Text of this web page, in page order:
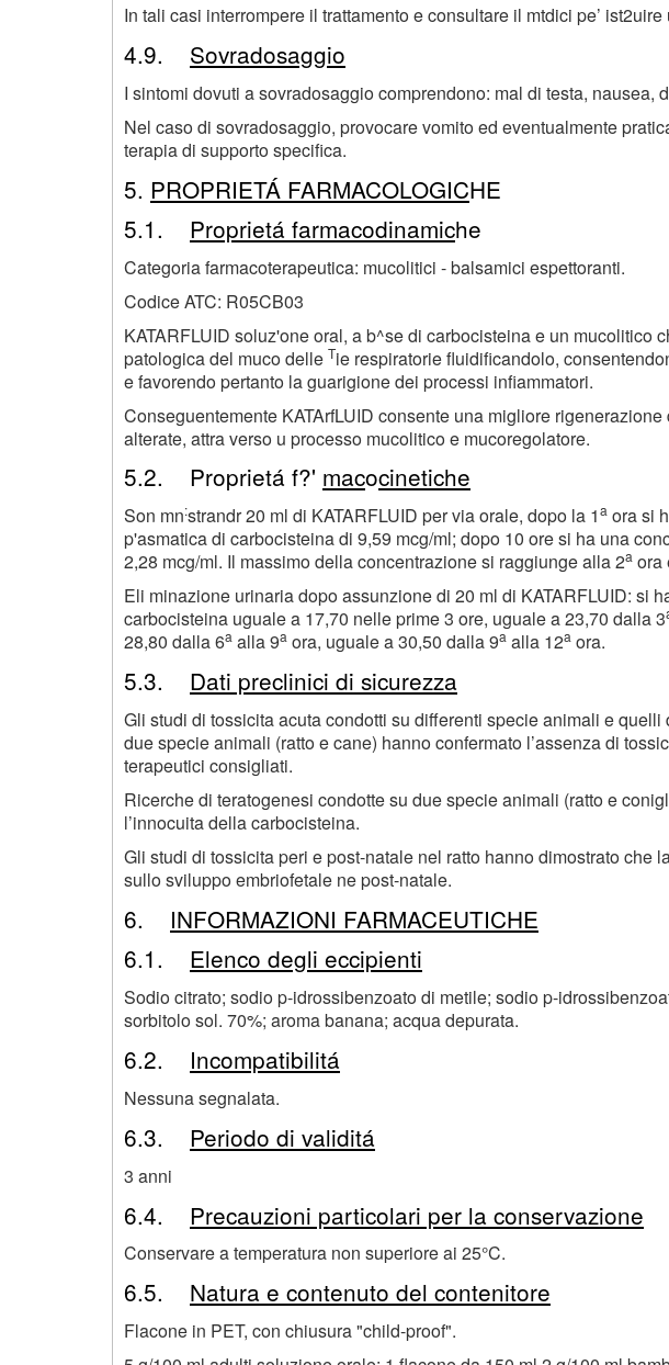
In tali casi interrompere il trattamento e consultare il mtdici pe’
4.9. Sovradosaggio
I sintomi dovuti a sovradosaggio comprendono: mal di testa, nausea,
Nel caso di sovradosaggio, provocare vomito ed eventualmente
terapia di supporto specifica.
5. PROPRIETÁ FARMACOLOGICHE
5.1. Proprietá farmacodinamiche
Categoria farmacoterapeutica: mucolitici - balsamici espettoranti.
Codice ATC: R05CB03
KATARFLUID soluz'one oral, a b^se di carbocisteina e un mucolitico
patologica del muco delle Tie respiratorie fluidificandolo,
e favorendo pertanto la guarigione dei processi infiammatori.
Conseguentemente KATArfLUID consente una migliore
alterate, attra verso u processo mucolitico e mucoregolatore.
5.2. Proprietá f?' macocinetiche
Son mn:strandr 20 ml di KATARFLUID per via orale, dopo la 1a ora si
p'asmatica di carbocisteina di 9,59 mcg/ml; dopo 10 ore si ha una
2,28 mcg/ml. Il massimo della concentrazione si raggiunge alla 2a ora
Eli minazione urinaria dopo assunzione di 20 ml di KATARFLUID: si
carbocisteina uguale a 17,70 nelle prime 3 ore, uguale a 23,70 dalla 3
28,80 dalla 6a alla 9a ora, uguale a 30,50 dalla 9a alla 12a ora.
5.3. Dati preclinici di sicurezza
Gli studi di tossicita acuta condotti su differenti specie animali e
due specie animali (ratto e cane) hanno confermato l’assenza di
terapeutici consigliati.
Ricerche di teratogenesi condotte su due specie animali (ratto e
l’innocuita della carbocisteina.
Gli studi di tossicita peri e post-natale nel ratto hanno dimostrato che
sullo sviluppo embriofetale ne post-natale.
6. INFORMAZIONI FARMACEUTICHE
6.1. Elenco degli eccipienti
Sodio citrato; sodio p-idrossibenzoato di metile; sodio p-
sorbitolo sol. 70%; aroma banana; acqua depurata.
6.2. Incompatibilitá
Nessuna segnalata.
6.3. Periodo di validitá
3 anni
6.4. Precauzioni particolari per la conservazione
Conservare a temperatura non superiore ai 25°C.
6.5. Natura e contenuto del contenitore
Flacone in PET, con chiusura "child-proof".